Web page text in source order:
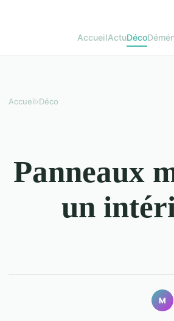
AccueilActuDéco
Accueil›Déco
Panneaux
un
M